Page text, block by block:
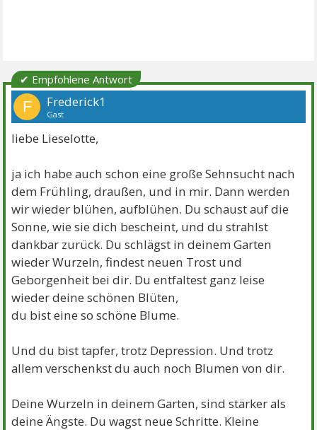
✔ Empfohlene Antwort
F Frederick1
Gast
liebe Lieselotte,
ja ich habe auch schon eine große Sehnsucht nach
dem Frühling, draußen, und in mir. Dann werden
wir wieder blühen, aufblühen. Du schaust auf die
Sonne, wie sie dich bescheint, und du strahlst
dankbar zurück. Du schlägst in deinem Garten
wieder Wurzeln, findest neuen Trost und
Geborgenheit bei dir. Du entfaltest ganz leise
wieder deine schönen Blüten,
du bist eine so schöne Blume.
Und du bist tapfer, trotz Depression. Und trotz
allem verschenkst du auch noch Blumen von dir.
Deine Wurzeln in deinem Garten, sind stärker als
deine Ängste. Du wagst neue Schritte. Kleine